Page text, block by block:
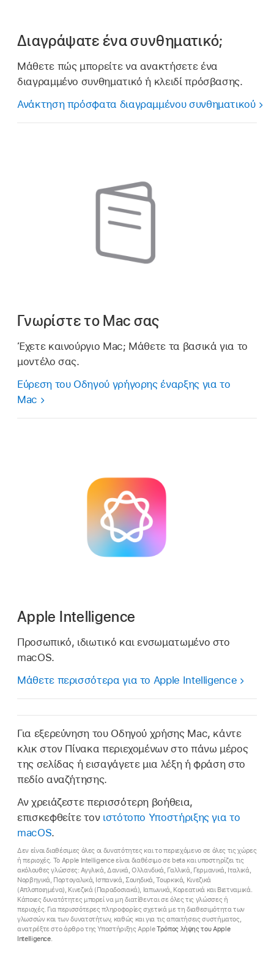
Διαγράψατε ένα συνθηματικό;
Μάθετε πώς μπορείτε να ανακτήσετε ένα
διαγραμμένο συνθηματικό ή κλειδί πρόσβασης.
Ανάκτηση πρόσφατα διαγραμμένου συνθηματικού
Γνωρίστε το Mac σας
Έχετε καινούργιο Mac; Μάθετε τα βασικά για το
μοντέλο σας.
Εύρεση του Οδηγού γρήγορης έναρξης για το
Mac
Apple Intelligence
Προσωπικό, ιδιωτικό και ενσωματωμένο στο
macOS.
Μάθετε περισσότερα για το Apple Intelligence
Για εξερεύνηση του Οδηγού χρήσης Mac, κάντε
κλικ στον Πίνακα περιεχομένων στο πάνω μέρος
της σελίδας ή εισαγάγετε μια λέξη ή φράση στο
πεδίο αναζήτησης.
Αν χρειάζεστε περισσότερη βοήθεια,
επισκεφθείτε τον ιστότοπο Υποστήριξης για το
macOS.
Δεν είναι διαθέσιμες όλες οι δυνατότητες και το περιεχόμενο σε όλες τις χώρες
ή περιοχές. Το Apple Intelligence είναι διαθέσιμο σε beta και υποστηρίζει τις
ακόλουθες γλώσσες: Αγγλικά, Δανικά, Ολλανδικά, Γαλλικά, Γερμανικά, Ιταλικά,
Νορβηγικά, Πορτογαλικά, Ισπανικά, Σουηδικά, Τουρκικά, Κινεζικά
(Απλοποιημένα), Κινεζικά (Παραδοσιακά), Ιαπωνικά, Κορεατικά και Βιετναμικά.
Κάποιες δυνατότητες μπορεί να μη διατίθενται σε όλες τις γλώσσες ή
περιοχές. Για περισσότερες πληροφορίες σχετικά με τη διαθεσιμότητα των
γλωσσών και των δυνατοτήτων, καθώς και για τις απαιτήσεις συστήματος,
ανατρέξτε στο άρθρο της Υποστήριξης AppleΤρόπος λήψης του Apple
Intelligence.